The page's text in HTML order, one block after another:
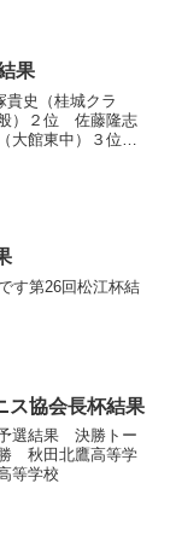
果
史（桂城クラ
）２位 佐藤隆志
大館東中）３位
す第26回松江杯結
ス協会長杯結果
選結果 決勝トー
秋田北鷹高等学
等学校